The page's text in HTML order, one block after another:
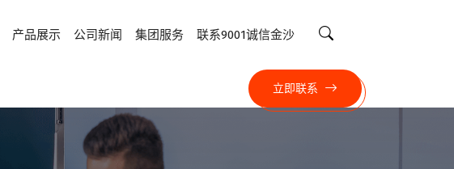
产品展示 公司新闻 集团服务 联系9001诚信金沙
立即联系